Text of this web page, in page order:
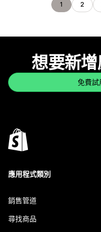
1 2
想要新
免費
應用程式類別
銷售管道
尋找商品